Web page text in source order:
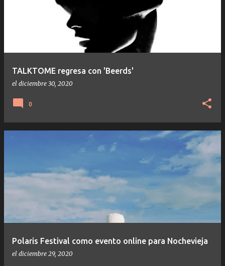
TALKTOME regresa con 'Beerds'
el diciembre 30, 2020
0
Polaris Festival como evento online para Nochevieja
el diciembre 29, 2020